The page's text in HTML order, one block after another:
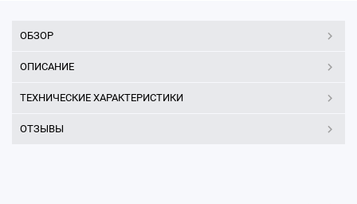
ОБЗОР
ОПИСАНИЕ
ТЕХНИЧЕСКИЕ ХАРАКТЕРИСТИКИ
ОТЗЫВЫ